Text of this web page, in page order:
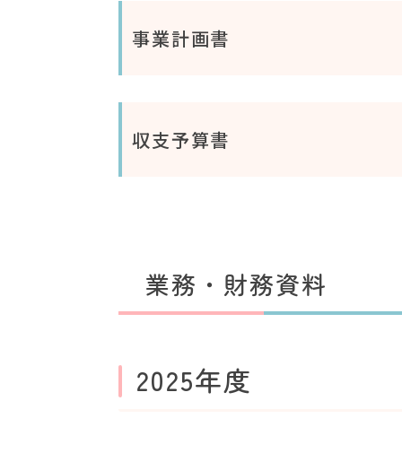
事業計画書
収支予算書
業務・財務資料
2025年度